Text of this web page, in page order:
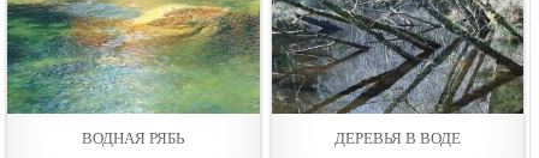
ВОДНАЯ РЯБЬ ДЕРЕВЬЯ В ВОДЕ